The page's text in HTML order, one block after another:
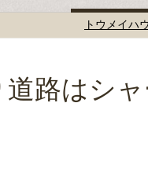
トウメイハ
道路はシ